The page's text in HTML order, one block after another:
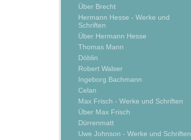
Über Brecht
Hermann Hesse - Werke und
Schriften
Über Hermann Hesse
Thomas Mann
Döblin
Robert Walser
Ingeborg Bachmann
Celan
Max Frisch - Werke und Schriften
Über Max Frisch
Dürrenmatt
Uwe Johnson - Werke und Schriften